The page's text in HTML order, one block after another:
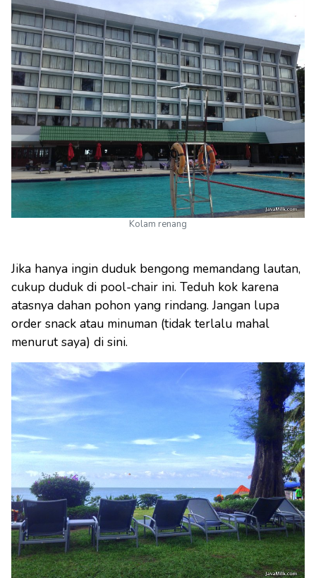
Kolam renang
Jika hanya ingin duduk bengong memandang lautan,
cukup duduk di pool-chair ini. Teduh kok karena
atasnya dahan pohon yang rindang. Jangan lupa
order snack atau minuman (tidak terlalu mahal
menurut saya) di sini.